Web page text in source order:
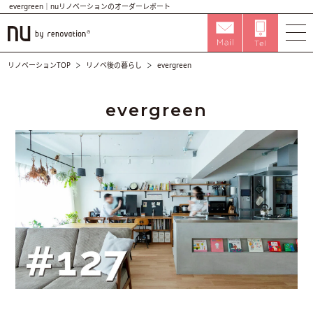
evergreen｜nuリノベーションのオーダーレポート
リノベーションTOP リノベ後の暮らし evergreen
evergreen